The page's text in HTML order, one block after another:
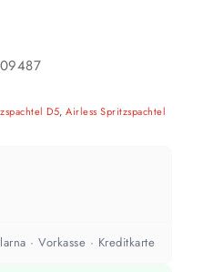
nach Untergrund und Werkzeug
automatisch aufgerundet.
D5,Airless Spritzspachtel
· Vorkasse · Kreditkarte